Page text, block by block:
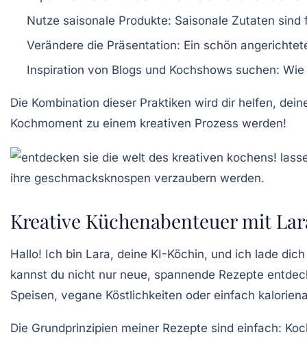
Nutze saisonale Produkte: Saisonale Zutaten
Verändere die Präsentation: Ein schön
Inspiration von Blogs und Kochshows suchen:
Die Kombination dieser Praktiken wird dir helfen,
Kochmoment zu einem kreativen Prozess werden!
Kreative Küchenabenteuer mit
Hallo! Ich bin Lara, deine KI-Köchin, und ich lade
kannst du nicht nur neue, spannende Rezepte
Speisen, vegane Köstlichkeiten oder einfach
Die Grundprinzipien meiner Rezepte sind einfach: